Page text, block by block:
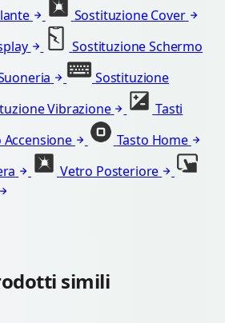
Sostituzione Cover
Sostituzione Schermo
Sostituzione
Vibrazione
Tasti
Accensione
Tasto Home
Vetro Posteriore
simili